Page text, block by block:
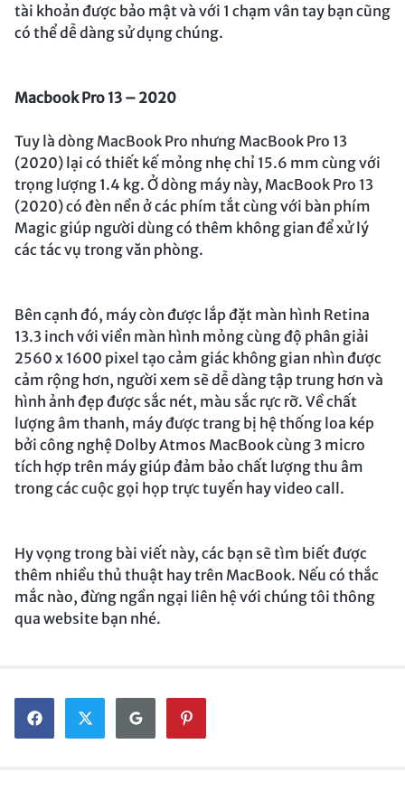
tài khoản được bảo mật và với 1 chạm vân tay bạn cũng
có thể dễ dàng sử dụng chúng.
Macbook Pro 13 – 2020
Tuy là dòng MacBook Pro nhưng MacBook Pro 13
(2020) lại có thiết kế mỏng nhẹ chỉ 15.6 mm cùng với
trọng lượng 1.4 kg. Ở dòng máy này, MacBook Pro 13
(2020) có đèn nền ở các phím tắt cùng với bàn phím
Magic giúp người dùng có thêm không gian để xử lý
các tác vụ trong văn phòng.
Bên cạnh đó, máy còn được lắp đặt màn hình Retina
13.3 inch với viền màn hình mỏng cùng độ phân giải
2560 x 1600 pixel tạo cảm giác không gian nhìn được
cảm rộng hơn, người xem sẽ dễ dàng tập trung hơn và
hình ảnh đẹp được sắc nét, màu sắc rực rỡ. Về chất
lượng âm thanh, máy được trang bị hệ thống loa kép
bởi công nghệ Dolby Atmos MacBook cùng 3 micro
tích hợp trên máy giúp đảm bảo chất lượng thu âm
trong các cuộc gọi họp trực tuyến hay video call.
Hy vọng trong bài viết này, các bạn sẽ tìm biết được
thêm nhiều thủ thuật hay trên MacBook. Nếu có thắc
mắc nào, đừng ngần ngại liên hệ với chúng tôi thông
qua website bạn nhé.